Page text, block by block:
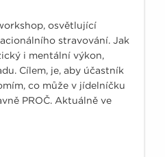
osvětlující
stravování. Jak
i mentální výkon,
Cílem, je, aby účastník
co může v jídelníčku
PROČ. Aktuálně ve